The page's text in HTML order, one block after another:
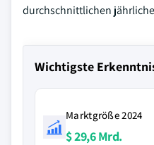
durchschnittlichen
Wichtigste
Marktgröße 2024
$ 29,6 Mrd.